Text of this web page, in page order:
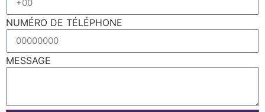
NUMÉRO DE TÉLÉPHONE
MESSAGE